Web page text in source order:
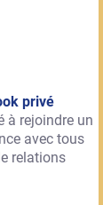
privé
à rejoindre un
avec tous
relations